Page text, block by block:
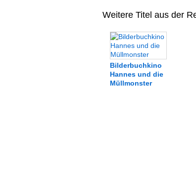
Weitere Titel aus der
Bilderbuchkino
Hannes und die
Müllmonster